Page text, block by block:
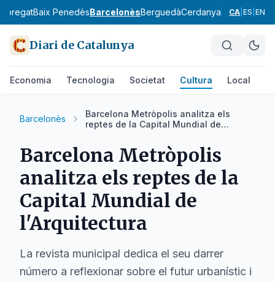
Baix PenedèsBarcelonèsBerguedàCerdanya Conca de
CA ES EN
Diari de Catalunya
Economia Tecnologia Societat Cultura Local
Barcelonès
Barcelona Metròpolis analitza els
reptes de la Capital Mundial de
Barcelona Metròpolis
analitza els reptes de la
Capital Mundial de
l'Arquitectura
La revista municipal dedica el seu darrer
número a reflexionar sobre el futur urbanístic i